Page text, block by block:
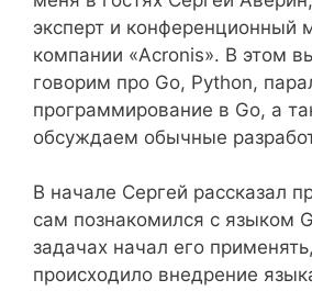
эксперт и конференционный
компании «Acronis». В этом
говорим про Go, Python,
программирование в Go, а
обсуждаем обычные
В начале Сергей рассказал
сам познакомился с языком
задачах начал его
происходило внедрение